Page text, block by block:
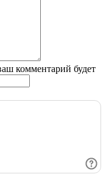
комментарий будет